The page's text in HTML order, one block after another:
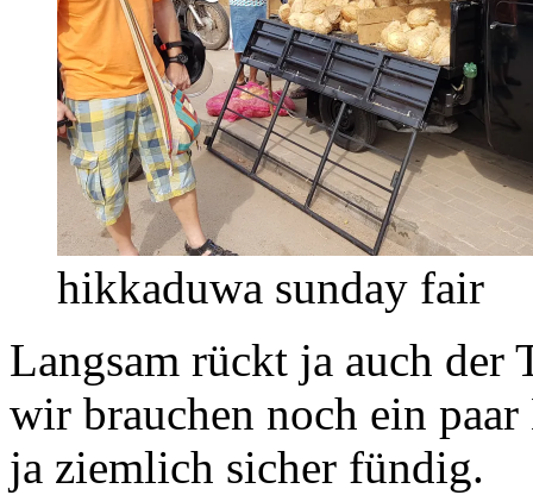
hikkaduwa sunday fair
Langsam rückt ja auch der
wir brauchen noch ein
ja ziemlich sicher fündig.